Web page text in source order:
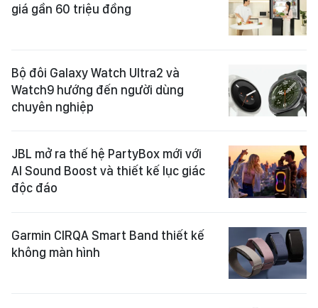
giá gần 60 triệu đồng
Bộ đôi Galaxy Watch Ultra2 và
Watch9 hướng đến người dùng
chuyên nghiệp
JBL mở ra thế hệ PartyBox mới với
AI Sound Boost và thiết kế lục giác
độc đáo
Garmin CIRQA Smart Band thiết kế
không màn hình